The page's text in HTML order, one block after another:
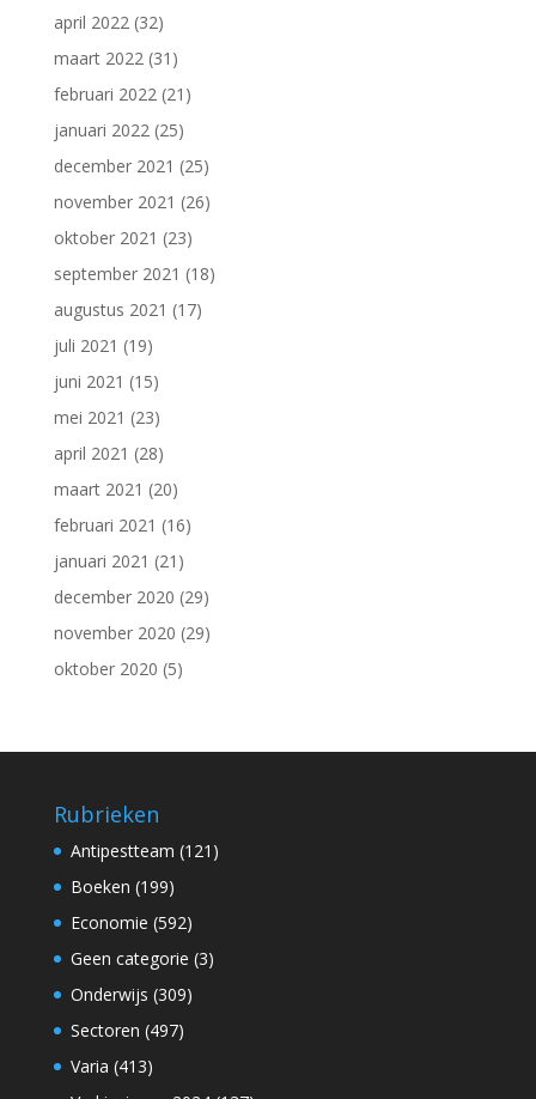
april 2022(32)
maart 2022(31)
februari 2022(21)
januari 2022(25)
december 2021 (25)
november 2021 (26)
oktober 2021 (23)
september 2021 (18)
augustus 2021 (17)
juli 2021 (19)
juni 2021 (15)
mei 2021 (23)
april 2021 (28)
maart 2021 (20)
februari 2021 (16)
januari 2021 (21)
december 2020 (29)
november 2020 (29)
oktober 2020 (5)
Rubrieken
Antipestteam (121)
Boeken (199)
Economie (592)
Geen categorie (3)
Onderwijs (309)
Sectoren (497)
Varia (413)